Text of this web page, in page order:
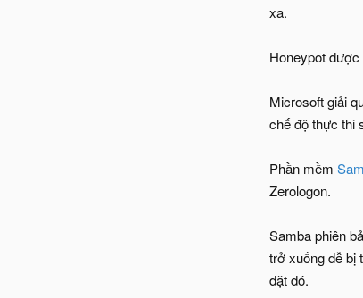
xa.
Honeypot
Microsoft giải
chế độ thực thi
Phần mềm
Zerologon.
Samba phiên
trở xuống dễ bị
đặt đó.